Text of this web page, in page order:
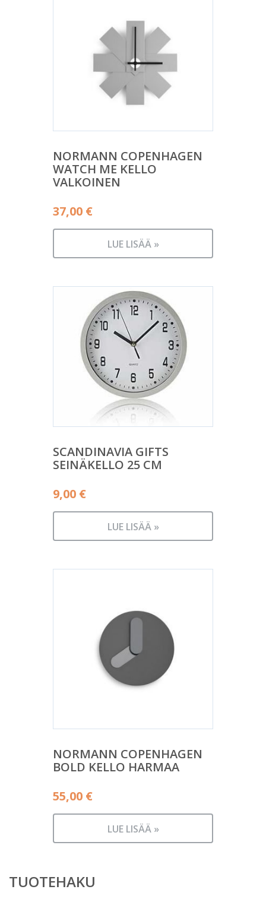
NORMANN COPENHAGEN
WATCH ME KELLO
VALKOINEN
37,00 €
LUE LISÄÄ »
SCANDINAVIA GIFTS
SEINÄKELLO 25 CM
9,00 €
LUE LISÄÄ »
NORMANN COPENHAGEN
BOLD KELLO HARMAA
55,00 €
LUE LISÄÄ »
TUOTEHAKU